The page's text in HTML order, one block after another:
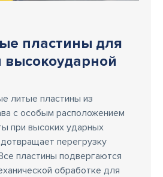
пластины для
литые пластины из
с особым расположением
при высоких ударных
перегрузку
пластины подвергаются
обработке для